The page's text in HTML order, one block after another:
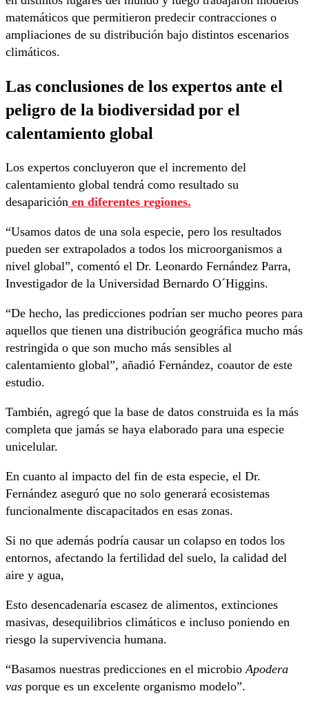
matemáticos que permitieron predecir contracciones o
ampliaciones de su distribución bajo distintos escenarios
climáticos.
Las conclusiones de los expertos ante el
peligro de la biodiversidad por el
calentamiento global
Los expertos concluyeron que el incremento del
calentamiento global tendrá como resultado su
desaparición en diferentes regiones.
“Usamos datos de una sola especie, pero los resultados
pueden ser extrapolados a todos los microorganismos a
nivel global”, comentó el Dr. Leonardo Fernández Parra,
Investigador de la Universidad Bernardo O´Higgins.
“De hecho, las predicciones podrían ser mucho peores para
aquellos que tienen una distribución geográfica mucho más
restringida o que son mucho más sensibles al
calentamiento global”, añadió Fernández, coautor de este
estudio.
También, agregó que la base de datos construida es la más
completa que jamás se haya elaborado para una especie
unicelular.
En cuanto al impacto del fin de esta especie, el Dr.
Fernández aseguró que no solo generará ecosistemas
funcionalmente discapacitados en esas zonas.
Si no que además podría causar un colapso en todos los
entornos, afectando la fertilidad del suelo, la calidad del
aire y agua,
Esto desencadenaría escasez de alimentos, extinciones
masivas, desequilibrios climáticos e incluso poniendo en
riesgo la supervivencia humana.
“Basamos nuestras predicciones en el microbioApodera
vas porque es un excelente organismo modelo”.